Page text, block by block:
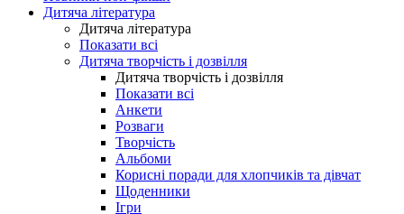
Дитяча література
Дитяча література
Показати всі
Дитяча творчість і дозвілля
Дитяча творчість і дозвілля
Показати всі
Анкети
Розваги
Творчість
Альбоми
Корисні поради для хлопчиків та дівчат
Щоденники
Ігри